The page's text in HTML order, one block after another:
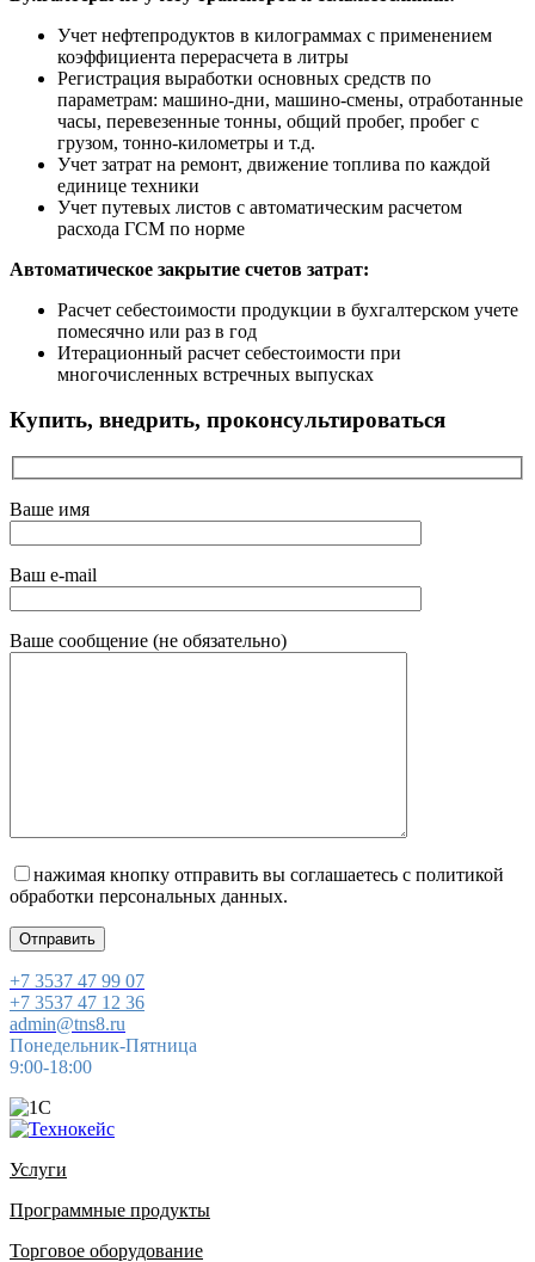
Учет нефтепродуктов в килограммах с применением
коэффициента перерасчета в литры
Регистрация выработки основных средств по
параметрам: машино-дни, машино-смены, отработанные
часы, перевезенные тонны, общий пробег, пробег с
грузом, тонно-километры и т.д.
Учет затрат на ремонт, движение топлива по каждой
единице техники
Учет путевых листов с автоматическим расчетом
расхода ГСМ по норме
Автоматическое закрытие счетов затрат:
Расчет себестоимости продукции в бухгалтерском учете
помесячно или раз в год
Итерационный расчет себестоимости при
многочисленных встречных выпусках
Купить, внедрить, проконсультироваться
Ваше имя
Ваш e-mail
Ваше сообщение (не обязательно)
нажимая кнопку отправить вы соглашаетесь с политикой
обработки персональных данных.
+7 3537 47 99 07
+7 3537 47 12 36
admin@tns8.ru
Понедельник-Пятница
9:00-18:00
Услуги
Программные продукты
Торговое оборудование